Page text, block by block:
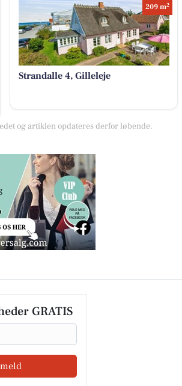
209 m2
Strandalle 4, Gilleleje
og artiklen opdateres derfor løbende.
GRATIS